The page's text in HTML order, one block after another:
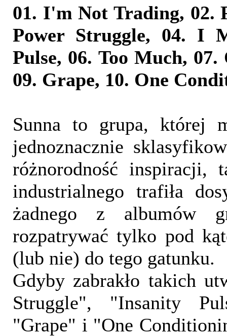
01. I'm Not Trading, 02.
Power Struggle, 04. I
Pulse, 06. Too Much,
09. Grape, 10. One
Sunna to grupa, której
jednoznacznie
różnorodność inspiracji,
industrialnego trafiła
żadnego z albumów
rozpatrywać tylko pod
(lub nie) do tego gatunku.
Gdyby zabrakło takich
Struggle", "Insanity
"Grape" i "One